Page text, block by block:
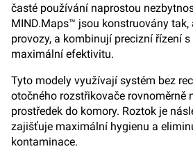
časté používání naprostou
MIND.Maps™ jsou konstruovány
provozy, a kombinují precizní řízení
maximální efektivitu.
Tyto modely využívají systém bez
otočného rozstřikovače rovnoměrně
prostředek do komory. Roztok je
zajišťuje maximální hygienu a
kontaminace.